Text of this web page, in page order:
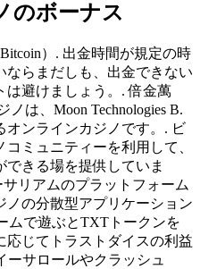
のボーナス
）. 出金時間が規定の時
ならまだしも、出金できない
は避けましょう。. 倍金萬
ノは、Moon Technologies B.
オンラインカジノです。. ビ
ミュニティーを利用して、
きる場を提供していま
リアムのプラットフォーム
ノの分散型アプリケーション
ムで遊ぶとTXTトークンを
じてトラストダイスの利益
ーサロールやクラッシュ